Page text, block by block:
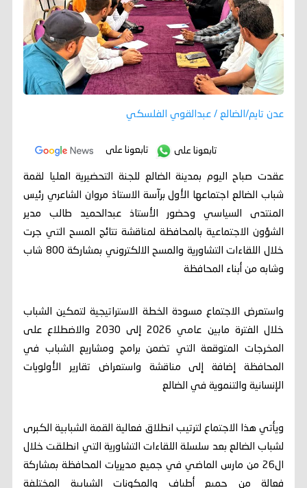
عدن تايم/الضالع / عبدالقوي الفلسكي
تابعونا على تابعونا على
عقدت صباح اليوم بمدينة الضالع للجنة التحضيرية العليا لقمة
شباب الضالع اجتماعها الأول برآسة الاستاذ مروان الشاعري رئيس
المنتدى السياسي وحضور الأستاذ عبدالحميد طالب مدير
الشؤون الاجتماعية بالمحافظة لمناقشة نتائج المسح التي جرت
خلال اللقاءات التشاورية والمسح الالكتروني بمشاركة 800 شاب
وشابه من أبناء المحافظة
واستعرض الاجتماع مسودة الخطة الاستراتيجية لتمكين الشباب
خلال الفترة مابين عامي 2026 إلى 2030 والاضطلاع على
المخرجات المتوقعة التي تضمن برامج ومشاريع الشباب في
المحافظة إضافة إلى مناقشة واستعراض تقارير الأولويات
الإنسانية والتنموية في الضالع
ويأتي هذا الاجتماع لترتيب انطلاق فعالية القمة الشبابية الكبرى
لشباب الضالع بعد سلسلة اللقاءات التشاورية التي انطلقت خلال
ال26 من مارس الماضي في جميع مديريات المحافظة بمشاركة
فعالة من جميع أطياف والمكونات الشبابية المختلفة